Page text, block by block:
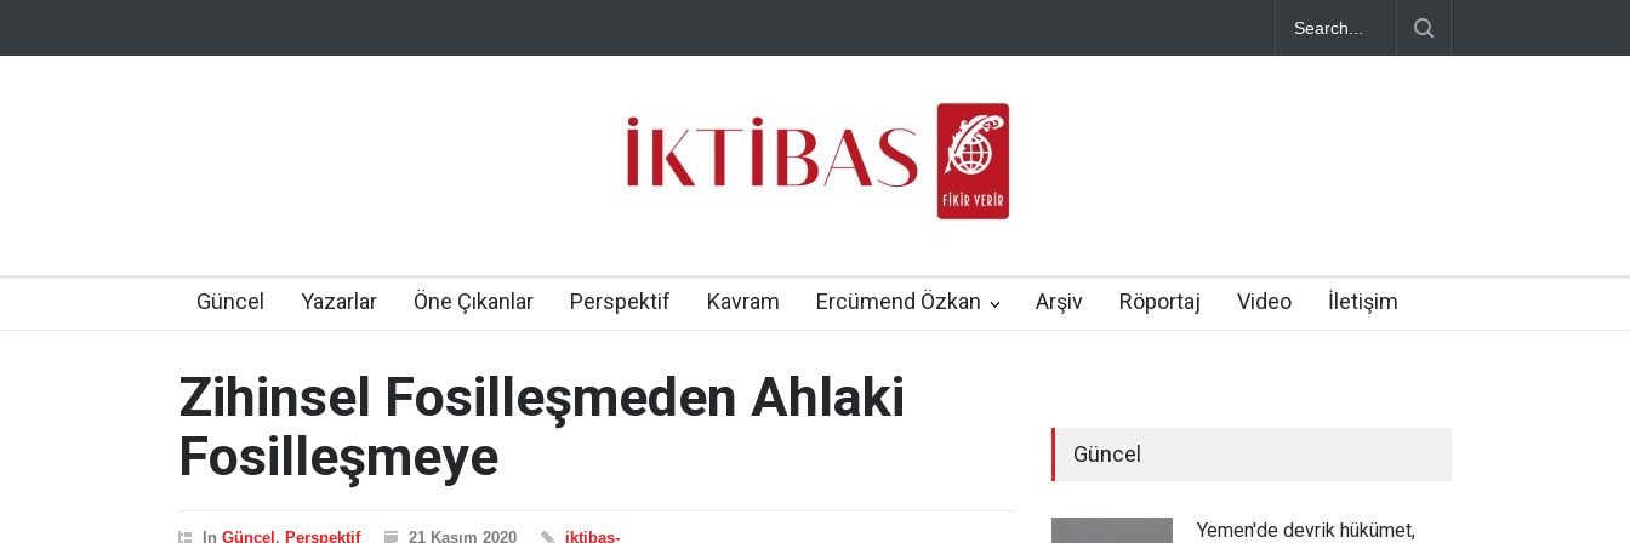
Güncel Yazarlar Öne Çıkanlar Perspektif Kavram Ercümend Özkan Arşiv Röportaj Video İletişim
Zihinsel Fosilleşmeden Ahlaki
Fosilleşmeye
In Güncel , Perspektif 21 Kasım 2020 iktibas-
Güncel
Yemen'de devrik hükümet,